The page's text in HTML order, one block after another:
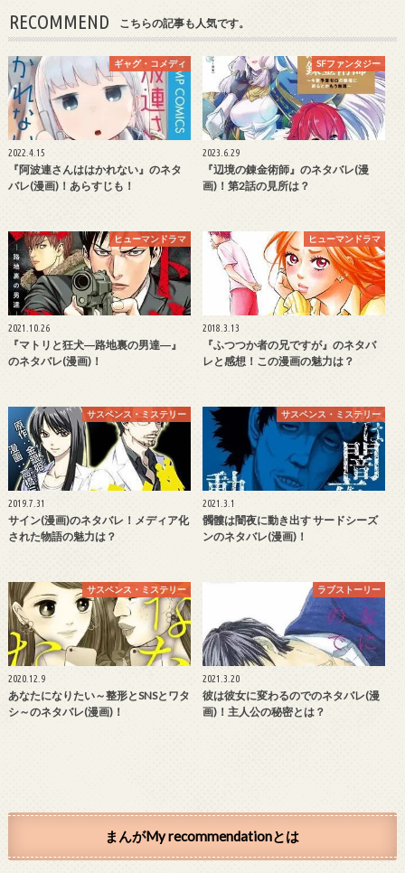
RECOMMEND こちらの記事も人気です。
ギャグ・コメディ
2022.4.15
『阿波連さんははかれない』のネタ
バレ(漫画)！あらすじも！
SFファンタジー
2023.6.29
『辺境の錬金術師』のネタバレ(漫
画)！第2話の見所は？
ヒューマンドラマ
2021.10.26
『マトリと狂犬―路地裏の男達―』
のネタバレ(漫画)！
ヒューマンドラマ
2018.3.13
『ふつつか者の兄ですが』のネタバ
レと感想！この漫画の魅力は？
サスペンス・ミステリー
2019.7.31
サイン(漫画)のネタバレ！メディア化
された物語の魅力は？
サスペンス・ミステリー
2021.3.1
髑髏は闇夜に動き出す サードシーズ
ンのネタバレ(漫画)！
サスペンス・ミステリー
2020.12.9
あなたになりたい～整形とSNSとワタ
シ～のネタバレ(漫画)！
ラブストーリー
2021.3.20
彼は彼女に変わるのでのネタバレ(漫
画)！主人公の秘密とは？
まんがMy recommendationとは